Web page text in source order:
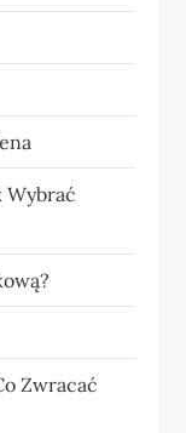
Wybrać
Zwracać